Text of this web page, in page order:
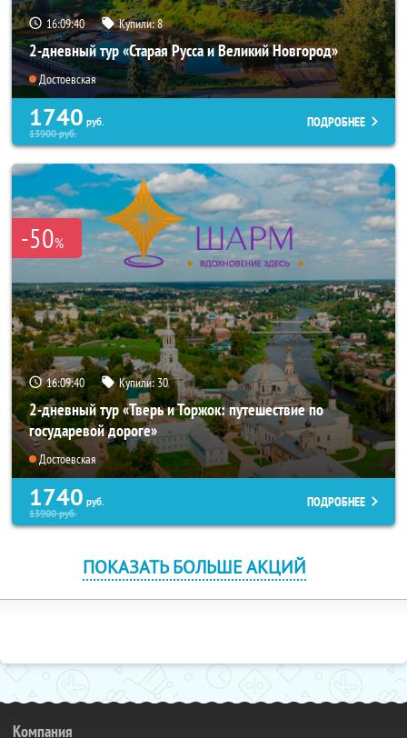
16:09:39 Купили:8
2-дневный тур «Старая Русса и Великий Новгород»
Достоевская
1740 руб.
13900руб.
ПОДРОБНЕЕ
-50%
16:09:39 Купили:30
2-дневный тур «Тверь и Торжок: путешествие по
государевой дороге»
Достоевская
1740 руб.
13900руб.
ПОДРОБНЕЕ
ПОКАЗАТЬ БОЛЬШЕ АКЦИЙ
Компания